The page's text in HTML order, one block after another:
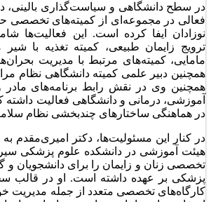
در سطح دانشگاهی و سیاست‌گذاری بالینی،
فعالی در مجموعه‌ای از کمیته‌های تخصصی
نوزادان ایفا کرده است. این فعالیت‌ها
ترویج زایمان طبیعی، کمیته تغذیه با
مامایی، کمیته‌های مرتبط با مدیریت
همچنین دبیر علمی کمیته دانشگاهی نظام
همچنین وی در نقش رابط برنامه‌های مادر
آموزشی، درمانی و دانشگاهی فعالیت
در هماهنگی ساختارهای چندبخشی نظام
در کنار این مسئولیت‌ها، دکتر امیری‌مقدم
هیئت آموزشی در دانشکده علوم پزشکی
تخصصی زنان و زایمان را برای دانشجویان
پزشکی بر عهده داشته است. او در قالب
کارگاه‌های تخصصی متعدد از جمله مدیریت